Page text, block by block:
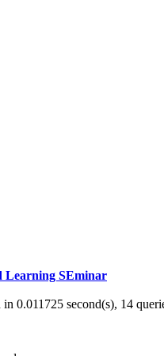
Learning SEminar
in 0.011725 second(s), 14